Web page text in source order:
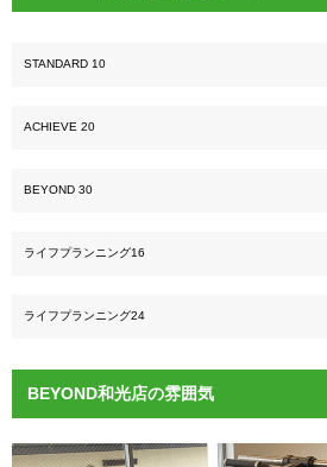
STANDARD 10
ACHIEVE 20
BEYOND 30
ライフプランニング16
ライフプランニング24
BEYOND和光店の雰囲気